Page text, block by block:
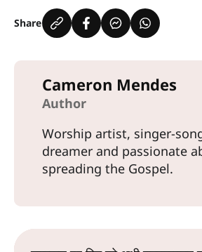
Share
Cameron Mendes
Author
Worship artist, singer-
dreamer and passionate
spreading the Gospel.